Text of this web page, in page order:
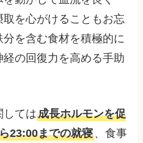
を心がけることもお忘
を含む食材を積極的に
の回復力を高める手助
しては成長ホルモンを促
23:00までの就寝、食事